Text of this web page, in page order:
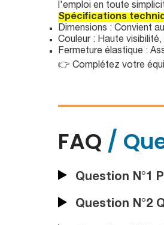
l'emploi en toute
Spécifications
Dimensions : Convient
Couleur : Haute visibilité,
Fermeture élastique :
👉 Complétez votre
FAQ /
Question N°1
Question N°2